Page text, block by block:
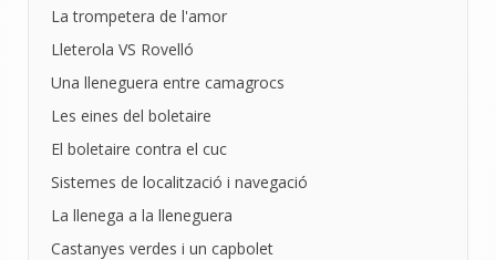
La trompetera de l'amor
Lleterola VS Rovelló
Una lleneguera entre camagrocs
Les eines del boletaire
El boletaire contra el cuc
Sistemes de localització i navegació
La llenega a la lleneguera
Castanyes verdes i un capbolet